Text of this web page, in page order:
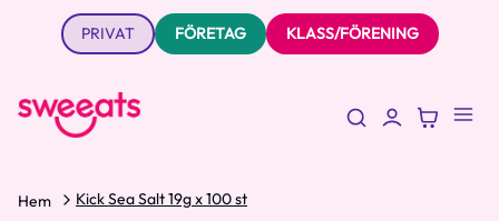
PRIVAT FÖRETAG KLASS/FÖRENING
Hem Kick Sea Salt 19g x 100 st